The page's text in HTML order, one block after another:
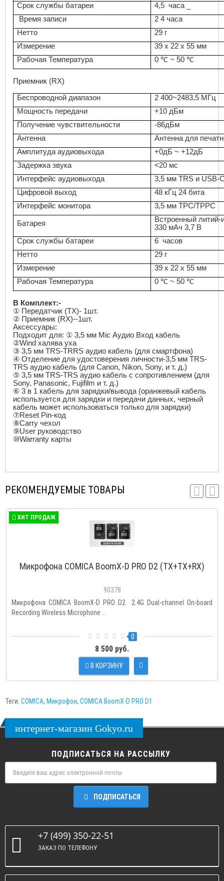
Срок службы батареи
4,5 часа _
Время записи
2 4 часа
Нетто
29 г
Измерение
39 х 22 х 55 мм
Рабочая Температура
0 ℃ ~ 50 ℃
Приемник (RX)
Беспроводной диапазон
2 400~2483,5 МГц
Мощность передачи
+10 дБм
Получение чувствительности
-86дБм
Антенна
Антенна для
Амплитуда аудиовыхода
+0дБ ~ +12дБ
Задержка звука
<20 мс
Интерфейс аудиовыхода
3,5 ммTRS и USB-
Цифровой выход
48 кГц 24 бита
Интерфейс монитора
3,5 мм ТРС/ТРРС
Батарея
Встроенный литий-
330 мАч 3,7 В
Срок службы батареи
6 часов
Нетто
29 г
Измерение
39 х 22 х 55 мм
Рабочая Температура
0 ℃ ~ 50 ℃
В Комплект:-
① Передатчик (TX)- 1шт.
② Приемник (RX)--1шт.
Аксессуары:
Подходит для: ① 3,5 мм Mic Аудио Вход кабель
②Wind халява уха
③ 3,5 мм TRS-TRRS аудио кабель (для смартфона)
④ Отделение для удостоверения личности-3,5 мм TRS-
TRS аудио кабель (для Canon, Nikon, Sony, и т. д.)
⑤ 3,5 мм TRS-TRS аудио кабель с сопротивлением (для
Sony, Panasonic, Fujifilm и т. д.)
⑥ 3 в 1 кабель для зарядки/вывода (оранжевый кабель
используется для зарядки и передачи данных, черный
кабель может использоваться только для зарядки)
⑦Reset Pin-код
⑧Carry чехол
⑨User руководство
⑩Warranty карты
РЕКОМЕНДУЕМЫЕ ТОВАРЫ
ХИТ ПРОДАЖ
Микрофона COMICA BoomX-D PRO D2 (TX+TX+RX)
90378
Микрофона COMICA BoomX-D PRO D2 2.4G Dual-channel On-board
Recording Wireless Microphone ..
0
8 500 руб.
В КОРЗИНУ
Теги: COMICA, Микрофон, COMICA BoomX-D PRO D1
интернет-магазин Gokyo.ru
ПОДПИСАТЬСЯ НА РАССЫЛКУ
ПОДПИСАТЬСЯ
+7 (499) 350-22-51
ЗАКАЗ ПО ТЕЛЕФОНУ